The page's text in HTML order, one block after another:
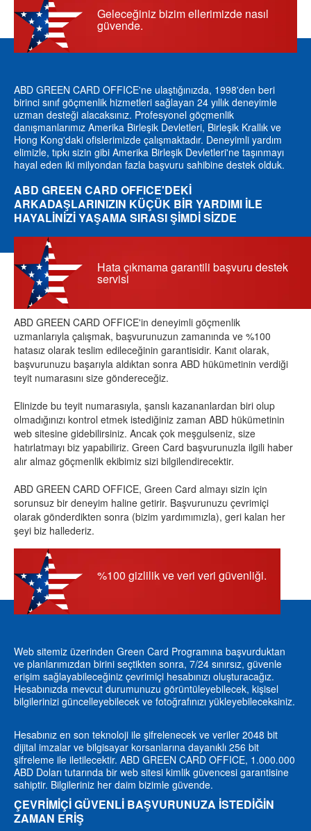
Geleceğiniz bizim ellerimizde nasıl
güvende.
ABD GREEN CARD OFFICE'ne ulaştığınızda, 1998'den beri
birinci sınıf göçmenlik hizmetleri sağlayan 24 yıllık deneyimle
uzman desteği alacaksınız. Profesyonel göçmenlik
danışmanlarımız Amerika Birleşik Devletleri, Birleşik Krallık ve
Hong Kong'daki ofislerimizde çalışmaktadır. Deneyimli yardım
elimizle, tıpkı sizin gibi Amerika Birleşik Devletleri'ne taşınmayı
hayal eden iki milyondan fazla başvuru sahibine destek olduk.
ABD GREEN CARD OFFICE'DEKI
ARKADAŞLARINIZIN KÜÇÜK BİR YARDIMI İLE
HAYALİNİZİ YAŞAMA SIRASI ŞİMDİ SİZDE
Hata çıkmama garantili başvuru destek
servisi
ABD GREEN CARD OFFICE'in deneyimli göçmenlik
uzmanlarıyla çalışmak, başvurunuzun zamanında ve %100
hatasız olarak teslim edileceğinin garantisidir. Kanıt olarak,
başvurunuzu başarıyla aldıktan sonra ABD hükümetinin verdiği
teyit numarasını size göndereceğiz.
Elinizde bu teyit numarasıyla, şanslı kazananlardan biri olup
olmadığınızı kontrol etmek istediğiniz zaman ABD hükümetinin
web sitesine gidebilirsiniz. Ancak çok meşgulseniz, size
hatırlatmayı biz yapabiliriz. Green Card başvurunuzla ilgili haber
alır almaz göçmenlik ekibimiz sizi bilgilendirecektir.
ABD GREEN CARD OFFICE, Green Card almayı sizin için
sorunsuz bir deneyim haline getirir. Başvurunuzu çevrimiçi
olarak gönderdikten sonra (bizim yardımımızla), geri kalan her
şeyi biz hallederiz.
%100 gizlilik ve veri veri güvenliği.
Web sitemiz üzerinden Green Card Programına başvurduktan
ve planlarımızdan birini seçtikten sonra, 7/24 sınırsız, güvenle
erişim sağlayabileceğiniz çevrimiçi hesabınızı oluşturacağız.
Hesabınızda mevcut durumunuzu görüntüleyebilecek, kişisel
bilgilerinizi güncelleyebilecek ve fotoğrafınızı yükleyebileceksiniz.
Hesabınız en son teknoloji ile şifrelenecek ve veriler 2048 bit
dijital imzalar ve bilgisayar korsanlarına dayanıklı 256 bit
şifreleme ile iletilecektir. ABD GREEN CARD OFFICE, 1.000.000
ABD Doları tutarında bir web sitesi kimlik güvencesi garantisine
sahiptir. Bilgileriniz her daim bizimle güvende.
ÇEVRİMİÇİ GÜVENLİ BAŞVURUNUZA İSTEDİĞİN
ZAMAN ERİŞ